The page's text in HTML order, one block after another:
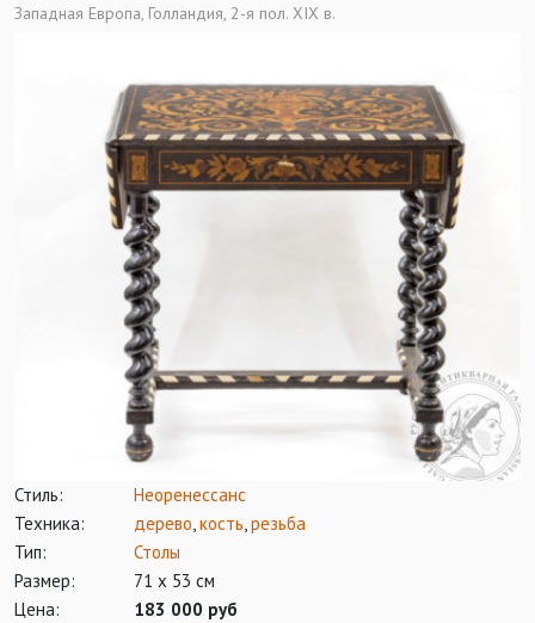
Западная Европа, Голландия, 2-я пол. XIX в.
Стиль:
Неоренессанс
Техника:
дерево,кость,резьба
Тип:
Столы
Размер:
71 х 53 см
Цена:
183 000 руб